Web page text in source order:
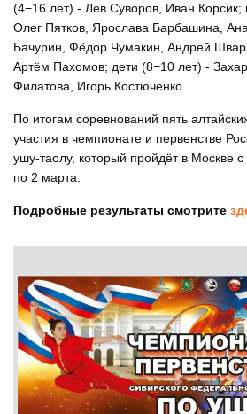
(4−16 лет) - Лев Суворов, Иван Корсик;
Олег Пятков, Ярослава Барбашина,
Бачурин, Фёдор Чумакин, Андрей
Артём Пахомов; дети (8−10 лет) -
Филатова, Игорь Костюченко.
По итогам соревнований пять
участия в чемпионате и первенстве
ушу-таолу, который пройдёт в Москве
по 2 марта.
Подробные результаты смотрите